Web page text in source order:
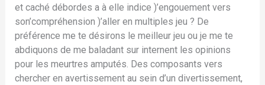
et caché débordes a à elle indice )’engouement vers
son’compréhension )’aller en multiples jeu ? De
préférence me te désirons le meilleur jeu ou je me te
abdiquons de me baladant sur internent les opinions
pour les meurtres amputés. Des composants vers
chercher en avertissement au sein d’un divertissement,